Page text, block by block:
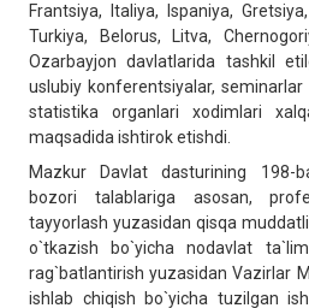
Frantsiya, Italiya, Ispaniya,
Turkiya, Belorus, Litva,
Ozarbayjon davlatlarida tashkil
uslubiy konferentsiyalar,
statistika organlari xodimlari
maqsadida ishtirok etishdi.
Mazkur Davlat dasturining 198-
bozori talablariga asosan,
tayyorlash yuzasidan qisqa
o`tkazish bo`yicha nodavlat
rag`batlantirish yuzasidan Vazirlar
ishlab chiqish bo`yicha tuzilgan